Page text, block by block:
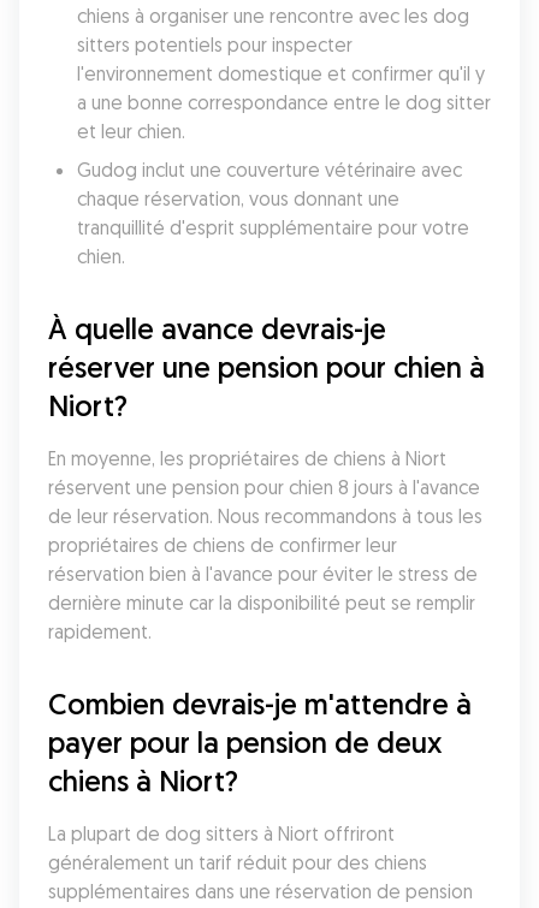
chiens à organiser une rencontre avec les dog
sitters potentiels pour inspecter
l'environnement domestique et confirmer qu'il y
a une bonne correspondance entre le dog sitter
et leur chien.
Gudog inclut une couverture vétérinaire avec
chaque réservation, vous donnant une
tranquillité d'esprit supplémentaire pour votre
chien.
À quelle avance devrais-je
réserver une pension pour chien à
Niort?
En moyenne, les propriétaires de chiens à Niort
réservent une pension pour chien 8 jours à l'avance
de leur réservation. Nous recommandons à tous les
propriétaires de chiens de confirmer leur
réservation bien à l'avance pour éviter le stress de
dernière minute car la disponibilité peut se remplir
rapidement.
Combien devrais-je m'attendre à
payer pour la pension de deux
chiens à Niort?
La plupart de dog sitters à Niort offriront
généralement un tarif réduit pour des chiens
supplémentaires dans une réservation de pension